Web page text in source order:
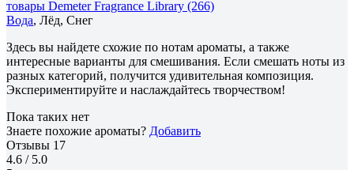
товары Demeter Fragrance Library (266)
Вода, Лёд, Снег
Здесь вы найдете схожие по нотам ароматы, а также
интересные варианты для смешивания. Если смешать ноты из
разных категорий, получится удивительная композиция.
Экспериментируйте и наслаждайтесь творчеством!
Пока таких нет
Знаете похожие ароматы? Добавить
Отзывы 17
4.6 / 5.0